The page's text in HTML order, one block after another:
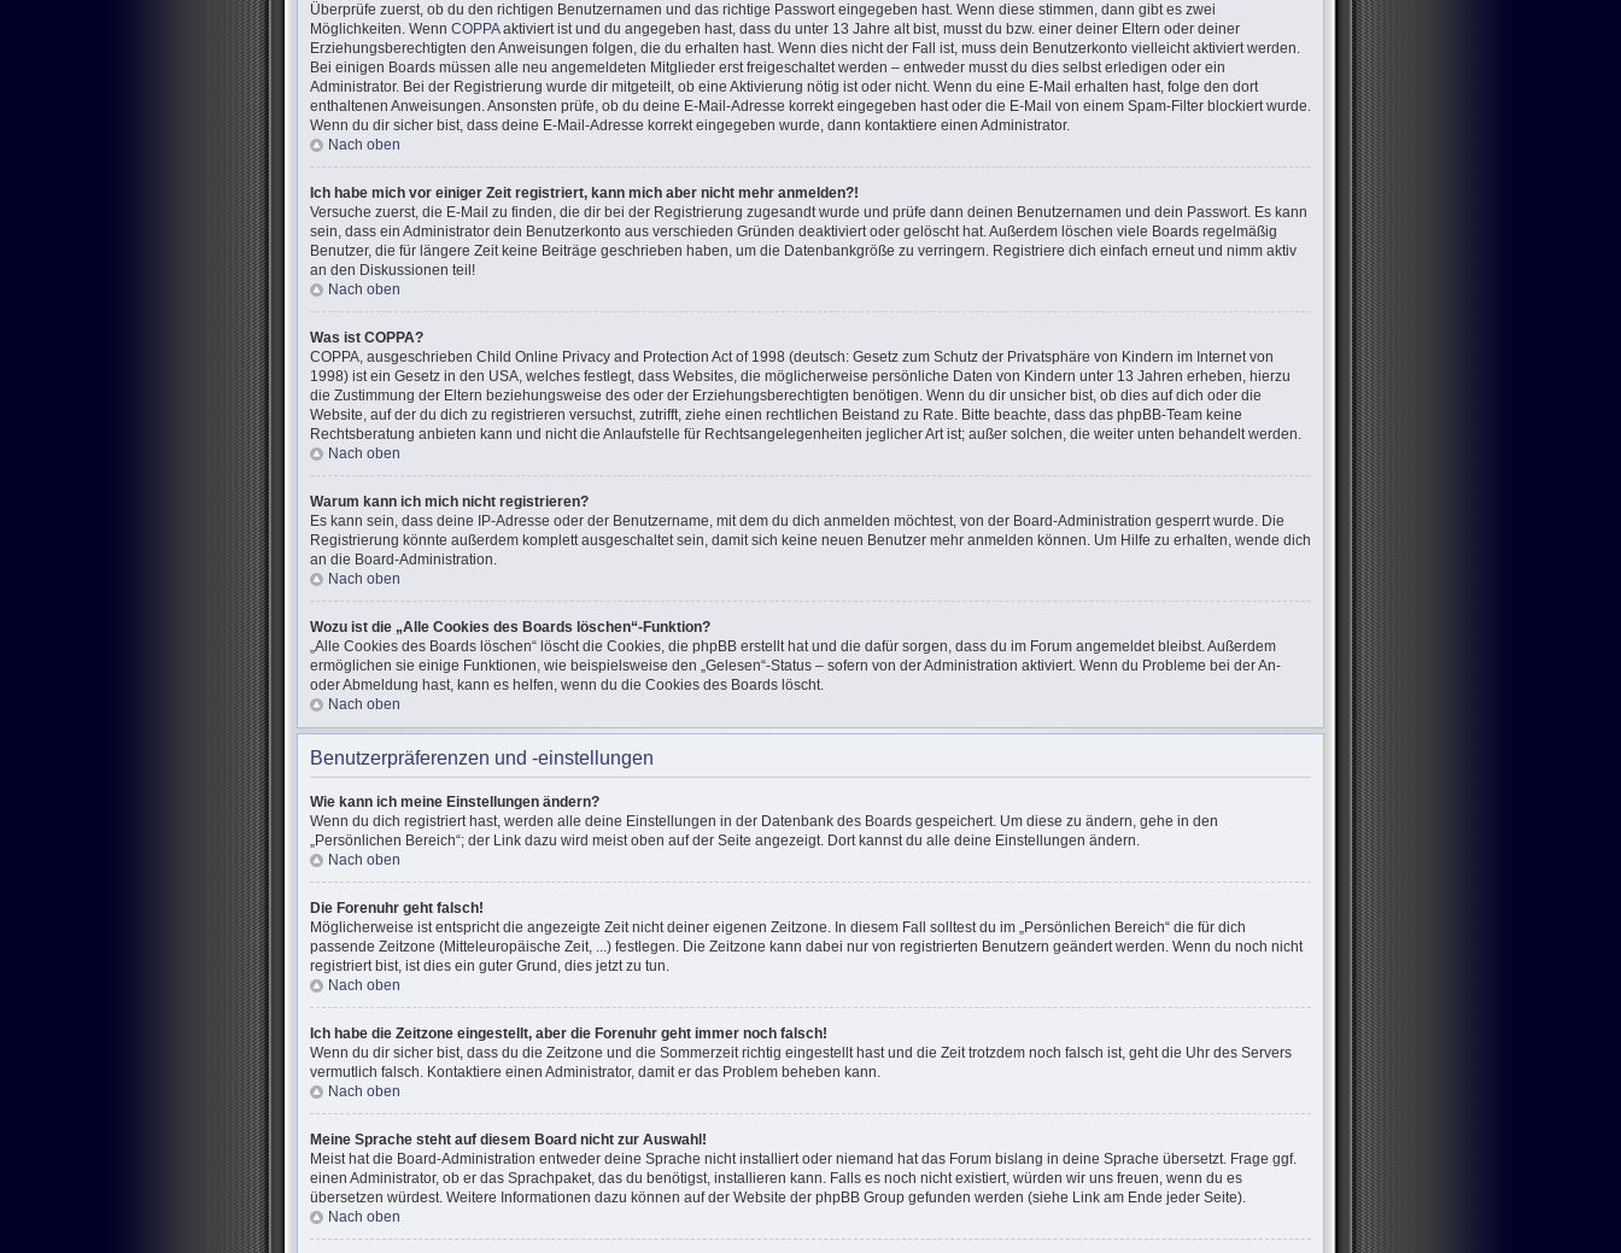
Überprüfe zuerst, ob du den richtigen Benutzernamen und das richtige Passwort eingegeben hast. Wenn diese stimmen, dann gibt es zwei
Möglichkeiten. Wenn COPPAaktiviert ist und du angegeben hast, dass du unter 13 Jahre alt bist, musst du bzw. einer deiner Eltern oder deiner
Erziehungsberechtigten den Anweisungen folgen, die du erhalten hast. Wenn dies nicht der Fall ist, muss dein Benutzerkonto vielleicht aktiviert werden.
Bei einigen Boards müssen alle neu angemeldeten Mitglieder erst freigeschaltet werden – entweder musst du dies selbst erledigen oder ein
Administrator. Bei der Registrierung wurde dir mitgeteilt, ob eine Aktivierung nötig ist oder nicht. Wenn du eine E-Mail erhalten hast, folge den dort
enthaltenen Anweisungen. Ansonsten prüfe, ob du deine E-Mail-Adresse korrekt eingegeben hast oder die E-Mail von einem Spam-Filter blockiert wurde.
Wenn du dir sicher bist, dass deine E-Mail-Adresse korrekt eingegeben wurde, dann kontaktiere einen Administrator.
Nach oben
Ich habe mich vor einiger Zeit registriert, kann mich aber nicht mehr anmelden?!
Versuche zuerst, die E-Mail zu finden, die dir bei der Registrierung zugesandt wurde und prüfe dann deinen Benutzernamen und dein Passwort. Es kann
sein, dass ein Administrator dein Benutzerkonto aus verschieden Gründen deaktiviert oder gelöscht hat. Außerdem löschen viele Boards regelmäßig
Benutzer, die für längere Zeit keine Beiträge geschrieben haben, um die Datenbankgröße zu verringern. Registriere dich einfach erneut und nimm aktiv
an den Diskussionen teil!
Nach oben
Was ist COPPA?
COPPA, ausgeschrieben Child Online Privacy and Protection Act of 1998 (deutsch: Gesetz zum Schutz der Privatsphäre von Kindern im Internet von
1998) ist ein Gesetz in den USA, welches festlegt, dass Websites, die möglicherweise persönliche Daten von Kindern unter 13 Jahren erheben, hierzu
die Zustimmung der Eltern beziehungsweise des oder der Erziehungsberechtigten benötigen. Wenn du dir unsicher bist, ob dies auf dich oder die
Website, auf der du dich zu registrieren versuchst, zutrifft, ziehe einen rechtlichen Beistand zu Rate. Bitte beachte, dass das phpBB-Team keine
Rechtsberatung anbieten kann und nicht die Anlaufstelle für Rechtsangelegenheiten jeglicher Art ist; außer solchen, die weiter unten behandelt werden.
Nach oben
Warum kann ich mich nicht registrieren?
Es kann sein, dass deine IP-Adresse oder der Benutzername, mit dem du dich anmelden möchtest, von der Board-Administration gesperrt wurde. Die
Registrierung könnte außerdem komplett ausgeschaltet sein, damit sich keine neuen Benutzer mehr anmelden können. Um Hilfe zu erhalten, wende dich
an die Board-Administration.
Nach oben
Wozu ist die „Alle Cookies des Boards löschen“-Funktion?
„Alle Cookies des Boards löschen“ löscht die Cookies, die phpBB erstellt hat und die dafür sorgen, dass du im Forum angemeldet bleibst. Außerdem
ermöglichen sie einige Funktionen, wie beispielsweise den „Gelesen“-Status – sofern von der Administration aktiviert. Wenn du Probleme bei der An-
oder Abmeldung hast, kann es helfen, wenn du die Cookies des Boards löscht.
Nach oben
Benutzerpräferenzen und -einstellungen
Wie kann ich meine Einstellungen ändern?
Wenn du dich registriert hast, werden alle deine Einstellungen in der Datenbank des Boards gespeichert. Um diese zu ändern, gehe in den
„Persönlichen Bereich“; der Link dazu wird meist oben auf der Seite angezeigt. Dort kannst du alle deine Einstellungen ändern.
Nach oben
Die Forenuhr geht falsch!
Möglicherweise ist entspricht die angezeigte Zeit nicht deiner eigenen Zeitzone. In diesem Fall solltest du im „Persönlichen Bereich“ die für dich
passende Zeitzone (Mitteleuropäische Zeit, ...) festlegen. Die Zeitzone kann dabei nur von registrierten Benutzern geändert werden. Wenn du noch nicht
registriert bist, ist dies ein guter Grund, dies jetzt zu tun.
Nach oben
Ich habe die Zeitzone eingestellt, aber die Forenuhr geht immer noch falsch!
Wenn du dir sicher bist, dass du die Zeitzone und die Sommerzeit richtig eingestellt hast und die Zeit trotzdem noch falsch ist, geht die Uhr des Servers
vermutlich falsch. Kontaktiere einen Administrator, damit er das Problem beheben kann.
Nach oben
Meine Sprache steht auf diesem Board nicht zur Auswahl!
Meist hat die Board-Administration entweder deine Sprache nicht installiert oder niemand hat das Forum bislang in deine Sprache übersetzt. Frage ggf.
einen Administrator, ob er das Sprachpaket, das du benötigst, installieren kann. Falls es noch nicht existiert, würden wir uns freuen, wenn du es
übersetzen würdest. Weitere Informationen dazu können auf der Website der phpBB Group gefunden werden (siehe Link am Ende jeder Seite).
Nach oben